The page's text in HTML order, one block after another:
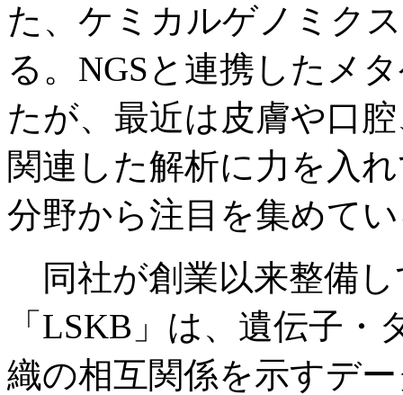
た、ケミカルゲノミク
る。NGSと連携したメ
たが、最近は皮膚や口
関連した解析に力を入
分野から注目を集めて
同社が創業以来整備
「LSKB」は、遺伝子
織の相互関係を示すデ